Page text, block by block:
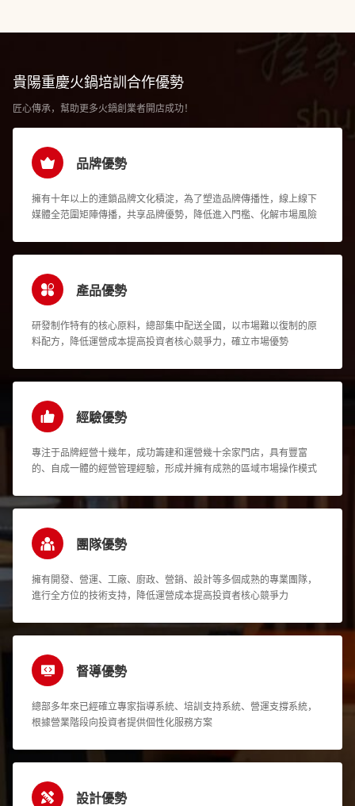
貴陽重慶火鍋培訓 合作優勢
匠心傳承，幫助更多火鍋創業者開店成功！
品牌優勢
擁有十年以上的連鎖品牌文化積淀，為了塑造品牌傳播性，線上線下
媒體全范圍矩陣傳播，共享品牌優勢，降低進入門檻、化解市場風險
產品優勢
研發制作特有的核心原料，總部集中配送全國，以市場難以復制的原
料配方，降低運營成本提高投資者核心競爭力，確立市場優勢
經驗優勢
專注于品牌經營十幾年，成功籌建和運營幾十余家門店，具有豐富
的、自成一體的經營管理經驗，形成并擁有成熟的區域市場操作模式
團隊優勢
擁有開發、營運、工廠、廚政、營銷、設計等多個成熟的專業團隊，
進行全方位的技術支持，降低運營成本提高投資者核心競爭力
督導優勢
總部多年來已經確立專家指導系統、培訓支持系統、營運支撐系統，
根據營業階段向投資者提供個性化服務方案
設計優勢